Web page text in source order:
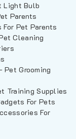
Light Bulb
Parents
For Pet Parents
Cleaning
Grooming
Training Supplies
For Pets
For